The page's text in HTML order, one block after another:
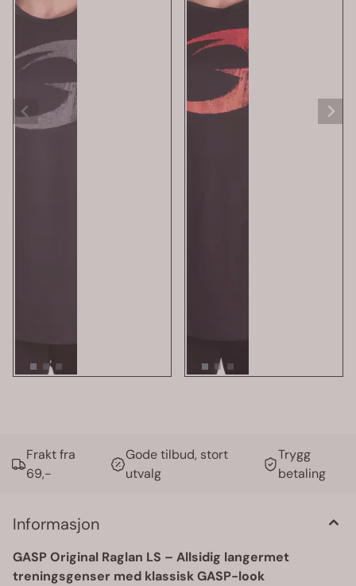
Frakt fra
69,-
Gode tilbud, stort
utvalg
Trygg
betaling
Informasjon
GASP Original Raglan LS – Allsidig langermet
treningsgenser med klassisk GASP-look